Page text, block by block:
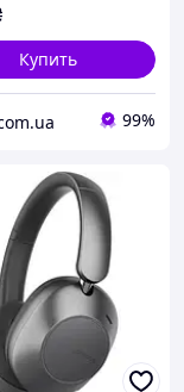
Купить
99%